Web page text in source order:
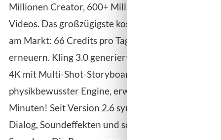
Millionen Creator, 600+ Millionen generierte
Videos. Das großzügigste kostenlose Kontingent
am Markt: 66 Credits pro Tag, die sich täglich
erneuern. Kling 3.0 generiert nativ 15 Sekunden in
4K mit Multi-Shot-Storyboards und
physikbewusster Engine, erweiterbar auf bis zu 3
Minuten! Seit Version 2.6 synchrones Audio mit
Dialog, Soundeffekten und sogar Gesang in 6